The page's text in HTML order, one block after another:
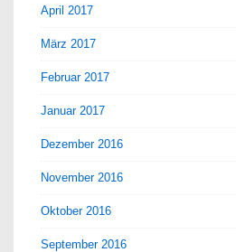
April 2017
März 2017
Februar 2017
Januar 2017
Dezember 2016
November 2016
Oktober 2016
September 2016